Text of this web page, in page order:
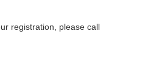
registration, please call